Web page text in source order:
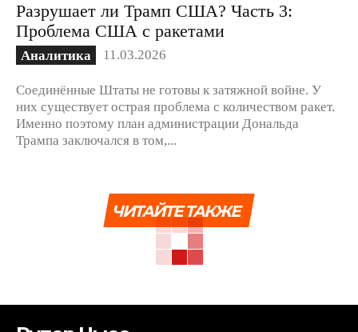
Разрушает ли Трамп США? Часть 3:
Проблема США с ракетами
Аналитика 11.03.2026
Соединённые Штаты не готовы к затяжной войне. У
них существует острая проблема с количеством ракет.
Именно поэтому план администрации Дональда
Трампа заключался в том,...
ЧИТАЙТЕ ТАКЖЕ